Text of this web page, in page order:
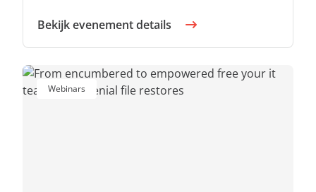
Bekijk evenement details
Webinars